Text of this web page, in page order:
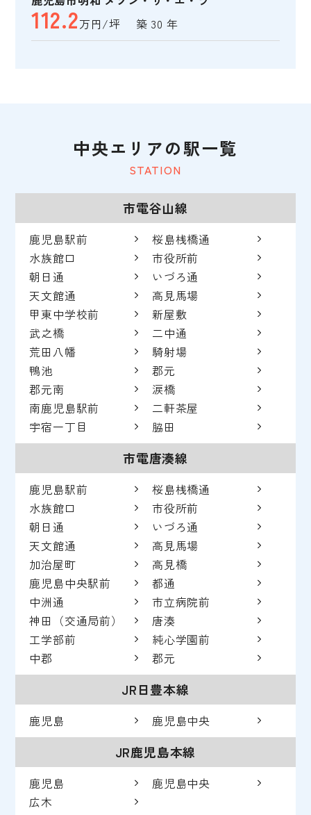
112.2万円/坪 築 30 年
STATION
中央エリアの駅一覧
市電谷山線
鹿児島駅前
桜島桟橋通
水族館口
市役所前
朝日通
いづろ通
天文館通
高見馬場
甲東中学校前
新屋敷
武之橋
二中通
荒田八幡
騎射場
鴨池
郡元
郡元南
涙橋
南鹿児島駅前
二軒茶屋
宇宿一丁目
脇田
市電唐湊線
鹿児島駅前
桜島桟橋通
水族館口
市役所前
朝日通
いづろ通
天文館通
高見馬場
加治屋町
高見橋
鹿児島中央駅前
都通
中洲通
市立病院前
神田（交通局前）
唐湊
工学部前
純心学園前
中郡
郡元
JR日豊本線
鹿児島 鹿児島中央
JR鹿児島本線
鹿児島
鹿児島中央
広木